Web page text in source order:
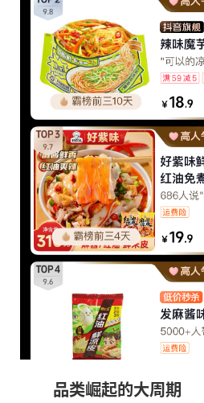
品类崛起的大周期